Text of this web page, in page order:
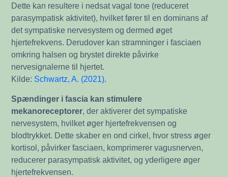
Dette kan resultere i nedsat vagal tone (reduceret
parasympatisk aktivitet), hvilket fører til en dominans af
det sympatiske nervesystem og dermed øget
hjertefrekvens. Derudover kan stramninger i fasciaen
omkring halsen og brystet direkte påvirke
nervesignalerne til hjertet.
Kilde: Schwartz, A. (2021).
Spændinger i fascia kan stimulere
mekanoreceptorer, der aktiverer det sympatiske
nervesystem, hvilket øger hjertefrekvensen og
blodtrykket. Dette skaber en ond cirkel, hvor stress øger
kortisol, påvirker fasciaen, komprimerer vagusnerven,
reducerer parasympatisk aktivitet, og yderligere øger
hjertefrekvensen.